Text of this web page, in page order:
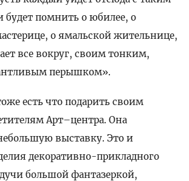
будет помнить о юбилее, о
о ямальской жительнице,
все вокруг, своим тонким,
перышком».
есть что подарить своим
Арт–центра. Она
выставку. Это и
декоративно-прикладного
большой фантазеркой,